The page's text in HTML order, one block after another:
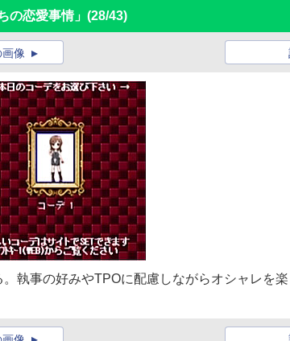
の恋愛事情」 (28/43)
画像
執事の好みやTPOに配慮しながらオシャレを楽